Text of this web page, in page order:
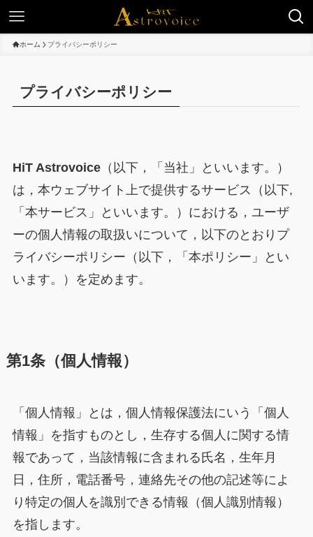
ホーム プライバシーポリシー
プライバシーポリシー
HiT Astrovoice（以下，「当社」といいます。）
は，本ウェブサイト上で提供するサービス（以下,
「本サービス」といいます。）における，ユーザ
ーの個人情報の取扱いについて，以下のとおりプ
ライバシーポリシー（以下，「本ポリシー」とい
います。）を定めます。
第1条（個人情報）
「個人情報」とは，個人情報保護法にいう「個人
情報」を指すものとし，生存する個人に関する情
報であって，当該情報に含まれる氏名，生年月
日，住所，電話番号，連絡先その他の記述等によ
り特定の個人を識別できる情報（個人識別情報）
を指します。